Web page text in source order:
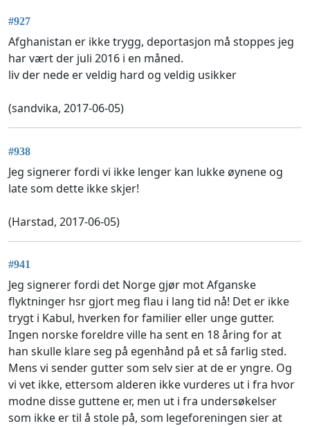
#927
Afghanistan er ikke trygg, deportasjon må stoppes jeg
har vært der juli 2016 i en måned.
liv der nede er veldig hard og veldig usikker
(sandvika, 2017-06-05)
#938
Jeg signerer fordi vi ikke lenger kan lukke øynene og
late som dette ikke skjer!
(Harstad, 2017-06-05)
#941
Jeg signerer fordi det Norge gjør mot Afganske
flyktninger hsr gjort meg flau i lang tid nå! Det er ikke
trygt i Kabul, hverken for familier eller unge gutter.
Ingen norske foreldre ville ha sent en 18 åring for at
han skulle klare seg på egenhånd på et så farlig sted.
Mens vi sender gutter som selv sier at de er yngre. Og
vi vet ikke, ettersom alderen ikke vurderes ut i fra hvor
modne disse guttene er, men ut i fra undersøkelser
som ikke er til å stole på, som legeforeningen sier at